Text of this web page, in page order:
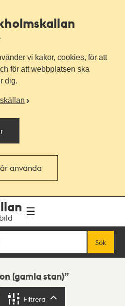
vi kakor, cookies, för att
för att webbplatsen ska
dig.
använda
Sök
(gamla stan)
Filtrera